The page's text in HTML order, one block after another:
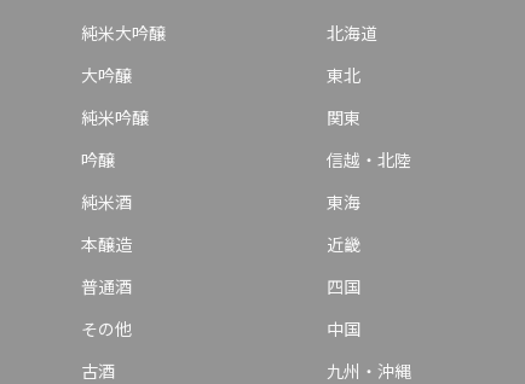
純米大吟醸
大吟醸
純米吟醸
吟醸
純米酒
本醸造
普通酒
その他
古酒
北海道
東北
関東
信越・北陸
東海
近畿
四国
中国
九州・沖縄